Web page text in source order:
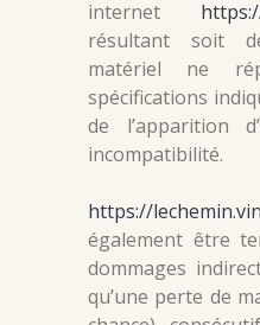
internet
résultant soit
matériel ne
spécifications
de l’apparition
incompatibilité.
https://
également être
dommages
qu’une perte de